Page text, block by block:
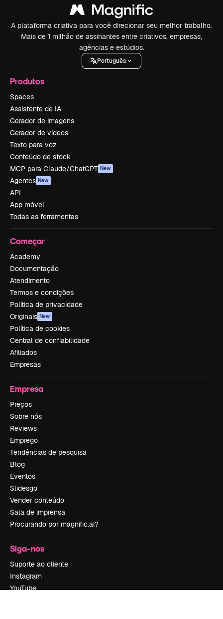
A plataforma criativa para você direcionar seu melhor trabalho.
Mais de 1 milhão de assinantes entre criativos, empresas,
agências e estúdios.
Português
Produtos
Spaces
Assistente de IA
Gerador de imagens
Gerador de vídeos
Texto para voz
Conteúdo de stock
MCP para Claude/ChatGPT New
Agentes New
API
App móvel
Todas as ferramentas
Começar
Academy
Documentação
Atendimento
Termos e condições
Política de privacidade
Originais New
Política de cookies
Central de confiabilidade
Afiliados
Empresas
Empresa
Preços
Sobre nós
Reviews
Emprego
Tendências de pesquisa
Blog
Eventos
Slidesgo
Vender conteúdo
Sala de imprensa
Procurando por magnific.ai?
Siga-nos
Suporte ao cliente
Instagram
YouTube